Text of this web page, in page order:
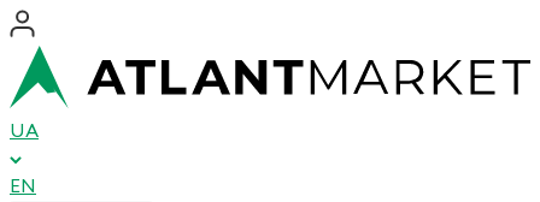
UA
EN